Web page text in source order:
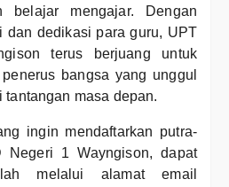
belajar mengajar. Dengan
dan dedikasi para guru, UPT
terus berjuang untuk
bangsa yang unggul
masa depan.
ingin mendaftarkan putra-
1 Wayngison, dapat
melalui alamat email